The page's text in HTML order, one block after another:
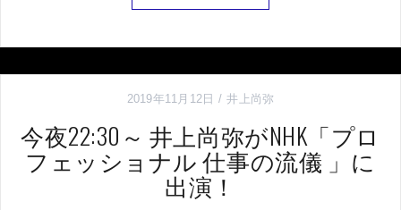
2019年11月12日 井上尚弥
今夜22:30～ 井上尚弥がNHK「プロ
フェッショナル 仕事の流儀 」に
出演！